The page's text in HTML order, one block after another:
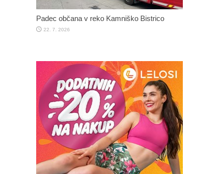
Padec občana v reko Kamniško Bistrico
22. 7. 2026